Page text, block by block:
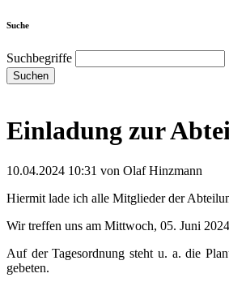
Suche
Suchbegriffe
Suchen
Einladung zur
10.04.2024 10:31 von Olaf Hinzmann
Hiermit lade ich alle Mitglieder der
Wir treffen uns am Mittwoch, 05. Juni
Auf der Tagesordnung steht u. a. die
gebeten.